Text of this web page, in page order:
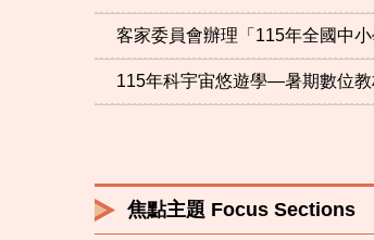
客家委員會辦理「115年全國中
115年科宇宙悠遊學—暑期數位
焦點主題 Focus Sections